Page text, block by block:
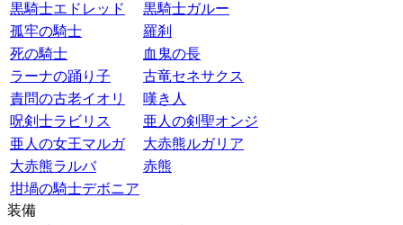
黒騎士エドレッド
黒騎士ガルー
孤牢の騎士
羅刹
死の騎士
血鬼の長
ラーナの踊り子
古竜セネサクス
責問の古老イオリ
嘆き人
呪剣士ラビリス
亜人の剣聖オンジ
亜人の女王マルガ
大赤熊ルガリア
大赤熊ラルバ
赤熊
坩堝の騎士デボニア
装備